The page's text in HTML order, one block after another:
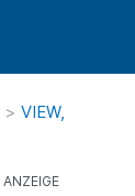
> VIEW,